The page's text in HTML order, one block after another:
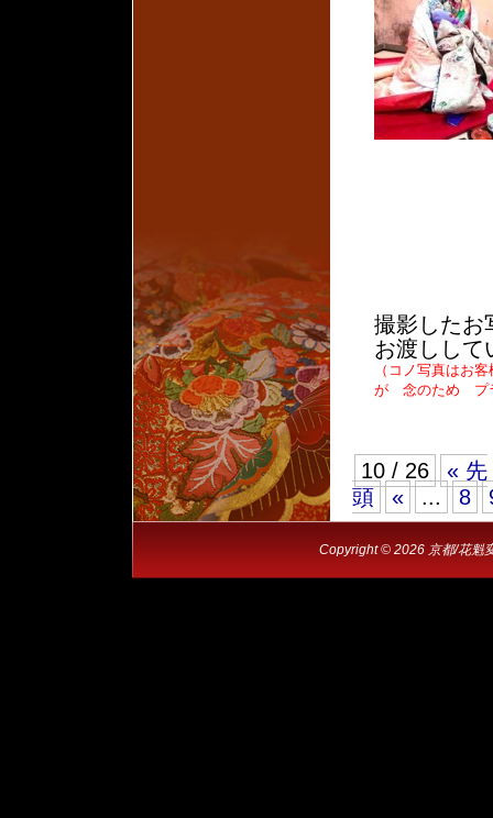
撮影した
お渡しして
（コノ写真はお
が 念のため プ
10 / 26
« 先
頭
« ... 8
Copyright © 2026 京都/花魁